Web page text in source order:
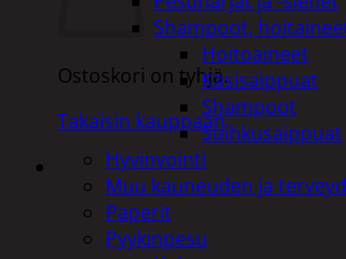
Ostoskori on tyhjä.
Takaisin kauppaan
Shampoot,
Hoitoaineet
Käsisaippuat
Shampoot
Suihkusaippuat
Hyvinvointi
Muu kauneuden ja
Paperit
Pyykinpesu